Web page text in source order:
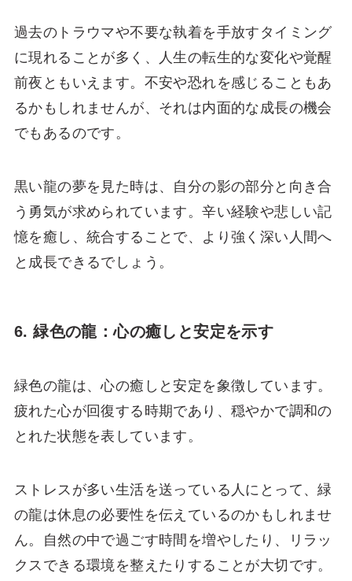
過去のトラウマや不要な執着を手放すタイミング
に現れることが多く、人生の転生的な変化や覚醒
前夜ともいえます。不安や恐れを感じることもあ
るかもしれませんが、それは内面的な成長の機会
でもあるのです。
黒い龍の夢を見た時は、自分の影の部分と向き合
う勇気が求められています。辛い経験や悲しい記
憶を癒し、統合することで、より強く深い人間へ
と成長できるでしょう。
6. 緑色の龍：心の癒しと安定を示す
緑色の龍は、心の癒しと安定を象徴しています。
疲れた心が回復する時期であり、穏やかで調和の
とれた状態を表しています。
ストレスが多い生活を送っている人にとって、緑
の龍は休息の必要性を伝えているのかもしれませ
ん。自然の中で過ごす時間を増やしたり、リラッ
クスできる環境を整えたりすることが大切です。